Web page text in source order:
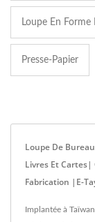
Loupe En
Presse-Papier
Loupe De
Livres Et Cartes|
Fabrication |E-
Implantée à